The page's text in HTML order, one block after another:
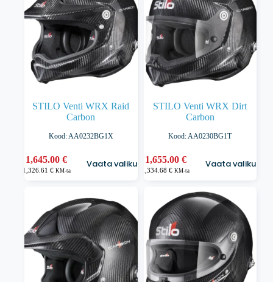
tootelehel.
STILO Venti WRX Raid
Carbon
Kood: AA0232BG1X
1,645.00€
1,326.61 € KM-ta
Vaata valikuid
Sellel
tootel
Valikuid
teha
tootelehel.
STILO Venti WRX Dirt
Carbon
Kood: AA0230BG1T
1,655.00 €
1,334.68€ KM-ta
Vaata valikuid
Sellel
tootel
Valikuid
saab
teha
tootelehel.